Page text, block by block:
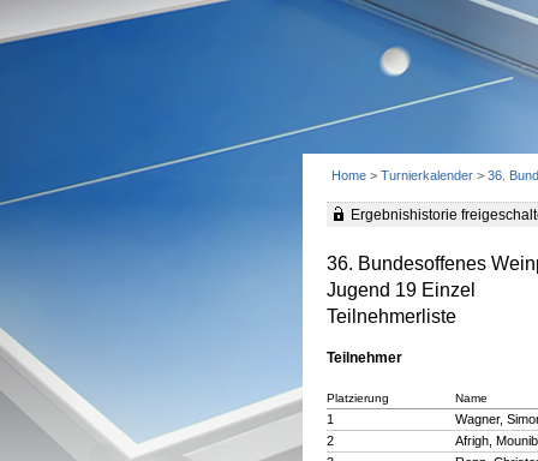
Home > Turnierkalender > 36.
Ergebnishistorie
36. Bundesoffenes
Jugend 19 Einzel
Teilnehmerliste
Teilnehmer
Platzierung Name
1
Wagner,
2
Afrigh, Mounib